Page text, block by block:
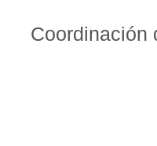
Coordinación